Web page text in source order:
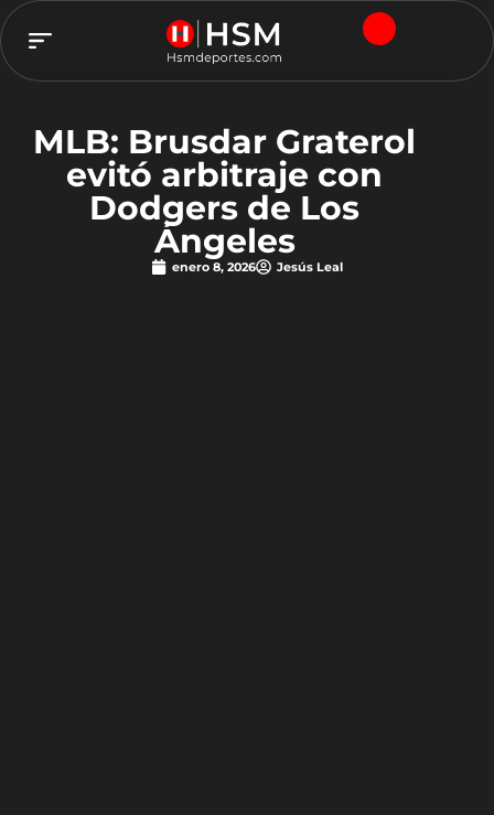
MLB: Brusdar Graterol
evitó arbitraje con
Dodgers de Los
Ángeles
enero 8, 2026 Jesús Leal